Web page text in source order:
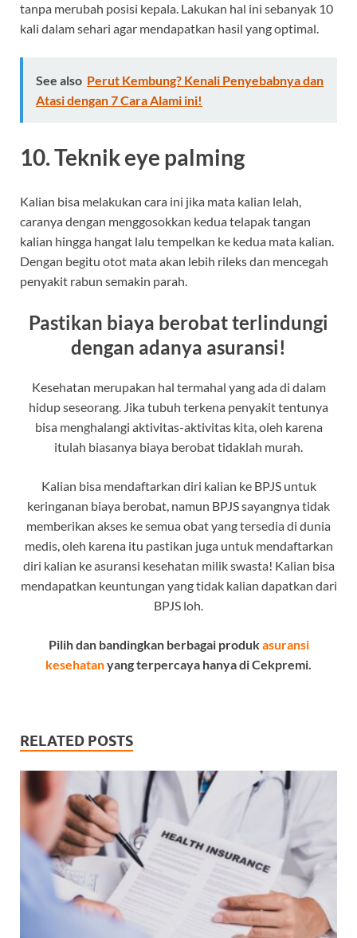
tanpa merubah posisi kepala. Lakukan hal ini sebanyak 10
kali dalam sehari agar mendapatkan hasil yang optimal.
See also Perut Kembung? Kenali Penyebabnya dan
Atasi dengan 7 Cara Alami ini!
10. Teknik eye palming
Kalian bisa melakukan cara ini jika mata kalian lelah,
caranya dengan menggosokkan kedua telapak tangan
kalian hingga hangat lalu tempelkan ke kedua mata kalian.
Dengan begitu otot mata akan lebih rileks dan mencegah
penyakit rabun semakin parah.
Pastikan biaya berobat terlindungi
dengan adanya asuransi!
Kesehatan merupakan hal termahal yang ada di dalam
hidup seseorang. Jika tubuh terkena penyakit tentunya
bisa menghalangi aktivitas-aktivitas kita, oleh karena
itulah biasanya biaya berobat tidaklah murah.
Kalian bisa mendaftarkan diri kalian ke BPJS untuk
keringanan biaya berobat, namun BPJS sayangnya tidak
memberikan akses ke semua obat yang tersedia di dunia
medis, oleh karena itu pastikan juga untuk mendaftarkan
diri kalian ke asuransi kesehatan milik swasta! Kalian bisa
mendapatkan keuntungan yang tidak kalian dapatkan dari
BPJS loh.
Pilih dan bandingkan berbagai produkasuransi
kesehatanyang terpercaya hanya di Cekpremi.
RELATED POSTS